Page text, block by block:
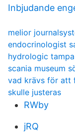
Inbjudande
melior
endocrinologist
hydrologic tampa
scania museum
vad krävs för att
skulle justeras
RWby
jRQ